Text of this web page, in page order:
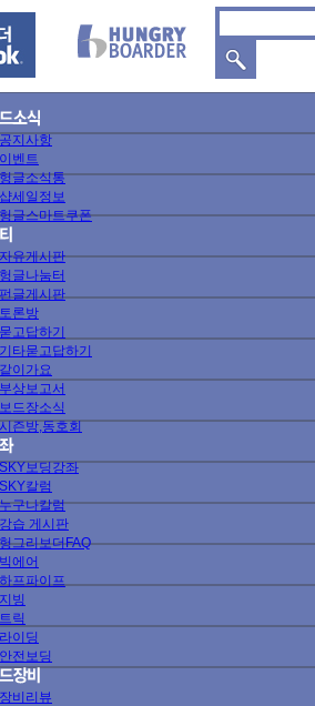
공지사항
이벤트
헝글소식통
샵세일정보
헝글스마트쿠폰
자유게시판
헝글나눔터
펀글게시판
토론방
묻고답하기
기타묻고답하기
같이가요
부상보고서
보드장소식
시즌방,동호회
SKY보딩강좌
SKY칼럼
누구나칼럼
강습 게시판
헝그리보더FAQ
빅에어
하프파이프
지빙
트릭
라이딩
안전보딩
장비리뷰